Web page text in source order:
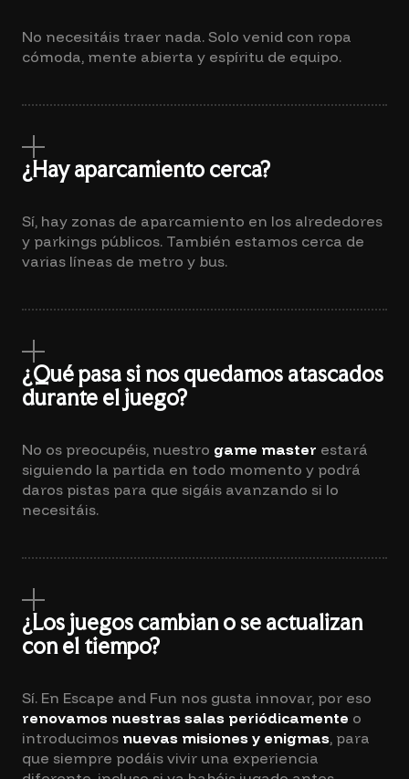
No necesitáis traer nada. Solo venid con ropa
cómoda, mente abierta y espíritu de equipo.
¿Hay aparcamiento cerca?
Sí, hay zonas de aparcamiento en los alrededores
y parkings públicos. También estamos cerca de
varias líneas de metro y bus.
¿Qué pasa si nos quedamos atascados
durante el juego?
No os preocupéis, nuestro game master estará
siguiendo la partida en todo momento y podrá
daros pistas para que sigáis avanzando si lo
necesitáis.
¿Los juegos cambian o se actualizan
con el tiempo?
Sí. En Escape and Fun nos gusta innovar, por eso
renovamos nuestras salas periódicamente o
introducimos nuevas misiones y enigmas, para
que siempre podáis vivir una experiencia